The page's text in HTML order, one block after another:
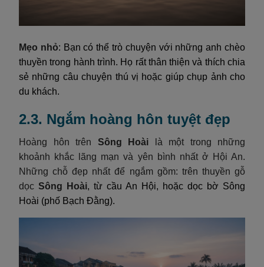
Mẹo nhỏ: Bạn có thể trò chuyện với những anh chèo
thuyền trong hành trình. Họ rất thân thiện và thích chia
sẻ những câu chuyện thú vị hoặc giúp chụp ảnh cho
du khách.
2.3. Ngắm hoàng hôn tuyệt đẹp
Hoàng hôn trên Sông Hoài là một trong những
khoảnh khắc lãng mạn và yên bình nhất ở Hội An.
Những chỗ đẹp nhất để ngắm gồm: trên thuyền gỗ
dọc Sông Hoài, từ cầu An Hội, hoặc dọc bờ Sông
Hoài (phố Bạch Đằng).